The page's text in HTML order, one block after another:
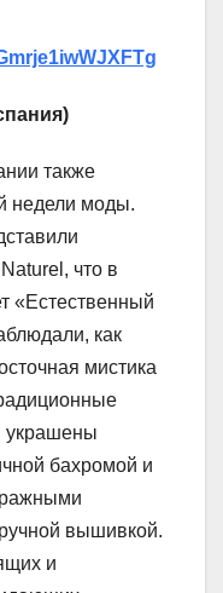
также
недели моды.
что в
«Естественный
как
мистика
украшены
бахромой и
вышивкой.
и